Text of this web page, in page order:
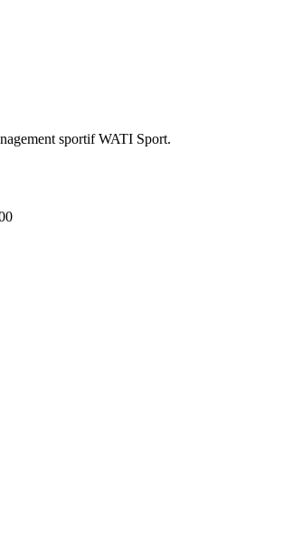
sportif WATI Sport.